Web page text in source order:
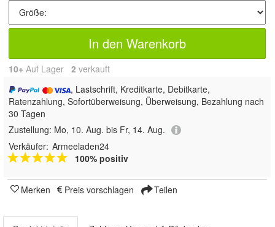
In den Warenkorb
10+ Auf Lager 2 verkauft
, Lastschrift, Kreditkarte, Debitkarte,
Ratenzahlung, Sofortüberweisung, Überweisung, Bezahlung nach
30 Tagen
Zustellung: Mo, 10. Aug. bis Fr, 14. Aug.
Verkäufer: Armeeladen24
100% positiv
Merken Preis vorschlagen Teilen